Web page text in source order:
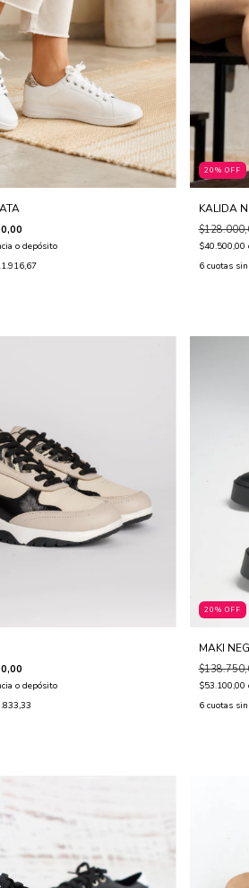
o depósito
20% OFF
KALIDA
$40.500,00
6 cuotas
o depósito
20% OFF
MAKI
$53.100,00
6 cuotas